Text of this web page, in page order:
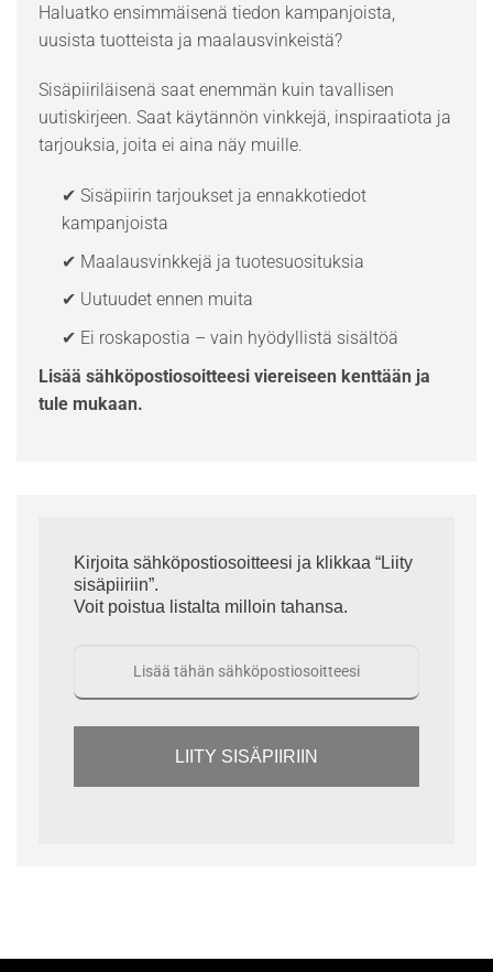
Haluatko ensimmäisenä tiedon kampanjoista,
uusista tuotteista ja maalausvinkeistä?
Sisäpiiriläisenä saat enemmän kuin tavallisen
uutiskirjeen. Saat käytännön vinkkejä, inspiraatiota ja
tarjouksia, joita ei aina näy muille.
✔ Sisäpiirin tarjoukset ja ennakkotiedot
kampanjoista
✔ Maalausvinkkejä ja tuotesuosituksia
✔ Uutuudet ennen muita
✔ Ei roskapostia – vain hyödyllistä sisältöä
Lisää sähköpostiosoitteesi viereiseen kenttään ja
tule mukaan.
Kirjoita sähköpostiosoitteesi ja klikkaa “Liity
sisäpiiriin”.
Voit poistua listalta milloin tahansa.
LIITY SISÄPIIRIIN